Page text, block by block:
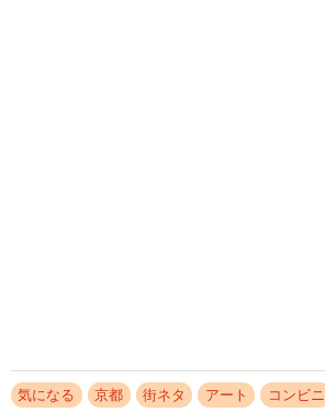
気になる 京都 街ネタ アート コンビニ